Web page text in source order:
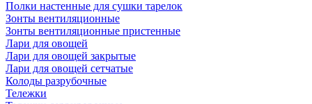
Полки настенные для сушки тарелок
Зонты вентиляционные
Зонты вентиляционные пристенные
Лари для овощей
Лари для овощей закрытые
Лари для овощей сетчатые
Колоды разрубочные
Тележки